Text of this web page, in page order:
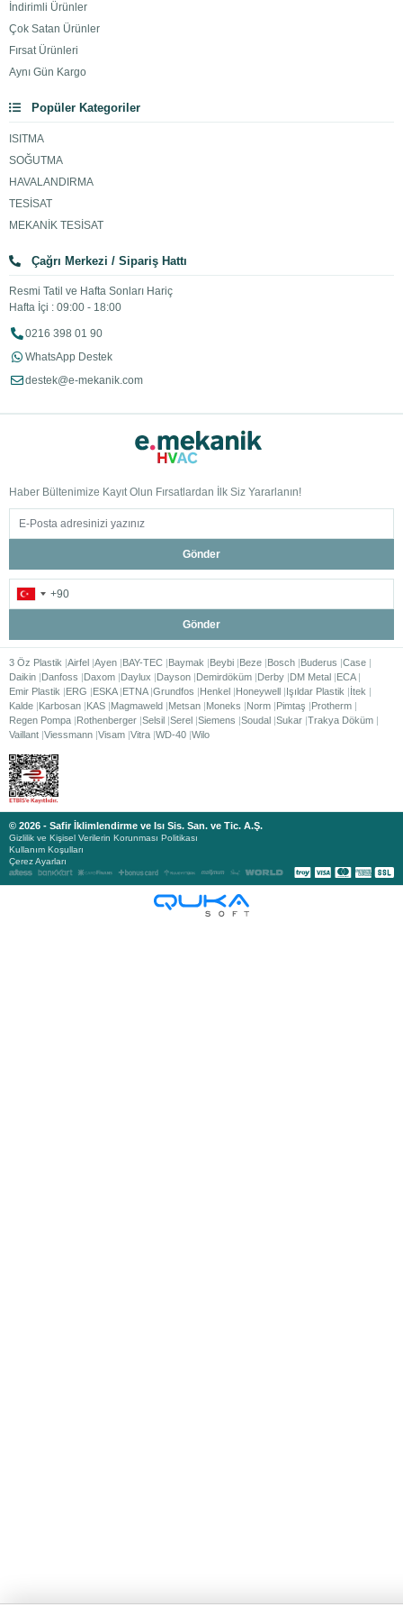
İndirimli Ürünler
Çok Satan Ürünler
Fırsat Ürünleri
Aynı Gün Kargo
Popüler Kategoriler
ISITMA
SOĞUTMA
HAVALANDIRMA
TESİSAT
MEKANİK TESİSAT
Çağrı Merkezi / Sipariş Hattı
Resmi Tatil ve Hafta Sonları Hariç
Hafta İçi : 09:00 - 18:00
0216 398 01 90
WhatsApp Destek
destek@e-mekanik.com
Haber Bültenimize Kayıt Olun Fırsatlardan İlk Siz Yararlanın!
Gönder
Gönder
3 Öz Plastik Airfel Ayen BAY-TEC Baymak Beybi Beze Bosch Buderus Case
Daikin Danfoss Daxom Daylux Dayson Demirdöküm Derby DM Metal ECA
Emir Plastik
ERG ESKA ETNA Grundfos Henkel Honeywell Işıldar Plastik
İtek
Kalde Karbosan KAS Magmaweld Metsan Moneks Norm Pimtaş
Protherm
Regen Pompa Rothenberger Selsil Serel Siemens Soudal Sukar Trakya Döküm
Vaillant Viessmann Visam Vitra WD-40 Wilo
© 2026 - Safir İklimlendirme ve Isı Sis. San. ve Tic. A.Ş.
Gizlilik ve Kişisel Verilerin Korunması Politikası
Kullanım Koşulları
Çerez Ayarları